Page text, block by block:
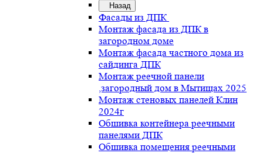
Назад
Фасады из ДПК
Монтаж фасада из ДПК в
загородном доме
Монтаж фасада частного дома из
сайдинга ДПК
Монтаж реечной панели
,загородный дом в Мытищах 2025
Монтаж стеновых панелей Клин
2024г
Обшивка контейнера реечными
панелями ДПК
Обшивка помещения реечными